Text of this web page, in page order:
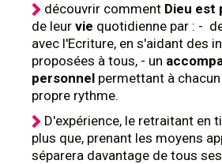
découvrir comment Dieu est
de leur vie quotidienne par : -
avec l'Ecriture, en s'aidant des
proposées à tous, - un
personnel permettant à
propre rythme.
D'expérience, le retraitant en
plus que, prenant les moyens
séparera davantage de tous